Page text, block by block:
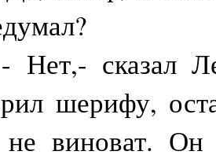
сказал
шерифу,
виноват. Он